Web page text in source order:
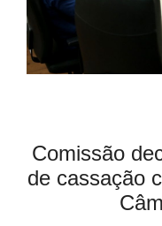
Comissão
de cassação